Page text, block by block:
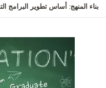
بناء المنهج: أساس تطوير البرامج